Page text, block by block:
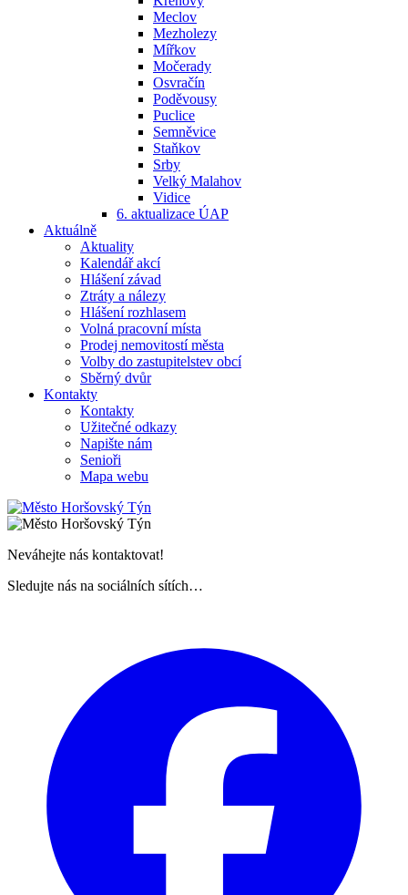
Meclov
Mezholezy
Mířkov
Močerady
Osvračín
Poděvousy
Puclice
Semněvice
Staňkov
Srby
Velký Malahov
Vidice
6. aktualizace ÚAP
Aktuálně
Aktuality
Kalendář akcí
Hlášení závad
Ztráty a nálezy
Hlášení rozhlasem
Volná pracovní místa
Prodej nemovitostí města
Volby do zastupitelstev obcí
Sběrný dvůr
Kontakty
Kontakty
Užitečné odkazy
Napište nám
Senioři
Mapa webu
Neváhejte nás kontaktovat!
Sledujte nás na sociálních sítích…